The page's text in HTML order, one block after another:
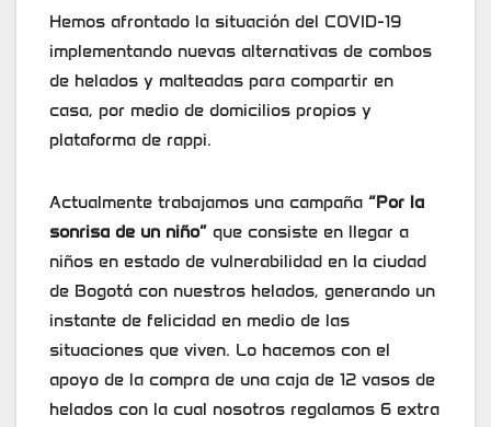
Hemos afrontado la situación del COVID-19
implementando nuevas alternativas de combos
de helados y malteadas para compartir en
casa, por medio de domicilios propios y
plataforma de rappi.
Actualmente trabajamos una campaña “Por la
sonrisa de un niño” que consiste en llegar a
niños en estado de vulnerabilidad en la ciudad
de Bogotá con nuestros helados, generando un
instante de felicidad en medio de las
situaciones que viven. Lo hacemos con el
apoyo de la compra de una caja de 12 vasos de
helados con la cual nosotros regalamos 6 extra